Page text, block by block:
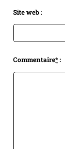
Site web :
Commentaire*: